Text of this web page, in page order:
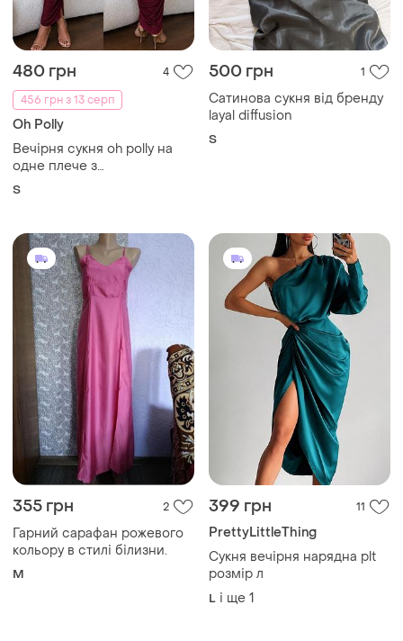
480 грн
4
456 грн з 13 серп
Oh Polly
Вечірня сукня oh polly на
одне плече з
драпіруванням | uk 10 / eu
S
500 грн 1
Сатинова сукня від бренду
layal diffusion
S
355 грн 2
Гарний сарафан рожевого
кольору в стилі білизни.
M
399 грн 11
PrettyLittleThing
Сукня вечірня нарядна plt
розмір л
L і ще 1